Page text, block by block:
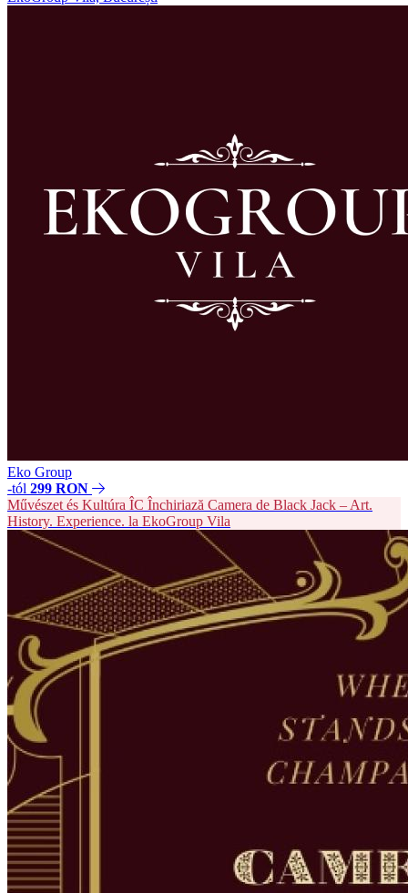
Eko Group
-tól 299 RON
Művészet és Kultúra ÎC Închiriază Camera de Black Jack – Art.
History. Experience. la EkoGroup Vila